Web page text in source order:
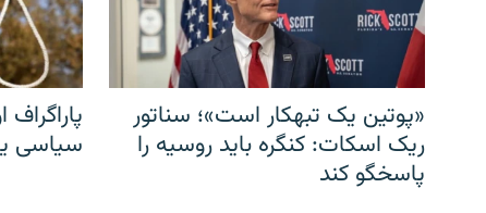
«پوتین یک تبهکار است»؛ سناتور
ریک اسکات: کنگره باید روسیه را
پاسخگو کند
پاراگراف
سیاسی